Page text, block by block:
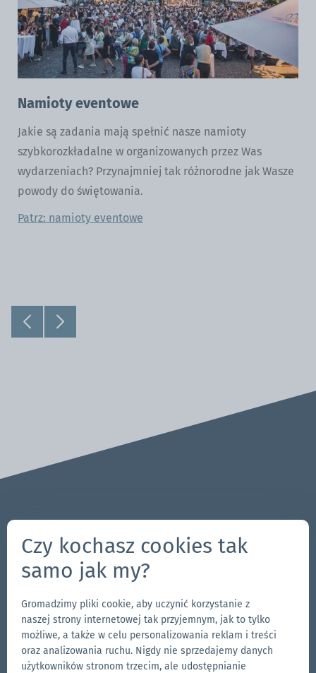
Namioty eventowe
Jakie są zadania mają spełnić nasze namioty
szybkorozkładalne w organizowanych przez Was
wydarzeniach? Przynajmniej tak różnorodne jak Wasze
powody do świętowania.
Patrz: namioty eventowe
704-312-1600
pl@zingerle.group
Follow us
Przejdź
do
Przejdź
do
Obserwuj
nas
Przejdź
do
Czy kochasz cookies tak
samo jak my?
Gromadzimy pliki cookie, aby uczynić korzystanie z
naszej strony internetowej tak przyjemnym, jak to tylko
możliwe, a także w celu personalizowania reklam i treści
oraz analizowania ruchu. Nigdy nie sprzedajemy danych
użytkowników stronom trzecim, ale udostępnianie